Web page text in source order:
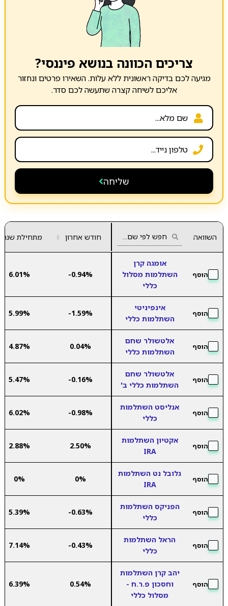
צריכים הכוונה בנושא פיננסי?
מגיעה לכם בדיקה ראשונית ללא עלות. השאירו פרטים ונחזור
אליכם לשיחה קצרה שתעשה לכם סדר.
שליחה
השוואה חודש אחרון ▲
▼ מתחילת שנה
הוסף
אומגה קרן
השתלמות מסלול
כללי
-0.94%
6.01%
הוסף
אינפיניטי
השתלמות כללי
-1.59%
5.99%
הוסף
אלטשולר שחם
השתלמות כללי
0.04%
4.87%
הוסף
אלטשולר שחם
השתלמות כללי ב'
-0.16%
5.47%
הוסף
אנליסט השתלמות
כללי
-0.98%
6.02%
הוסף
אקטיון השתלמות
IRA
2.50%
2.88%
הוסף
גלובל נט השתלמות
IRA
0%
0%
הוסף
הפניקס השתלמות
כללי
-0.63%
5.39%
הוסף
הראל השתלמות
כללי
-0.43%
7.14%
הוסף
יהב קרן השתלמות
וחסכון פ.ר.ח -
מסלול כללי
0.54%
6.39%